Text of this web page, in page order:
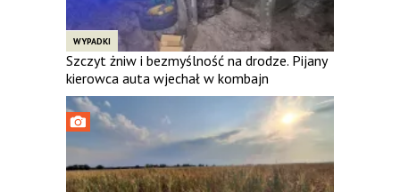
WYPADKI
Szczyt żniw i bezmyślność na drodze. Pijany
kierowca auta wjechał w kombajn